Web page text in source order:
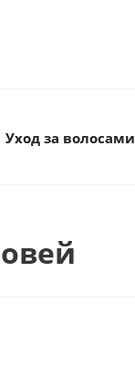
Уход за волосами